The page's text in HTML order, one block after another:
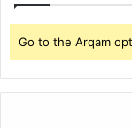
Go to the Arqam